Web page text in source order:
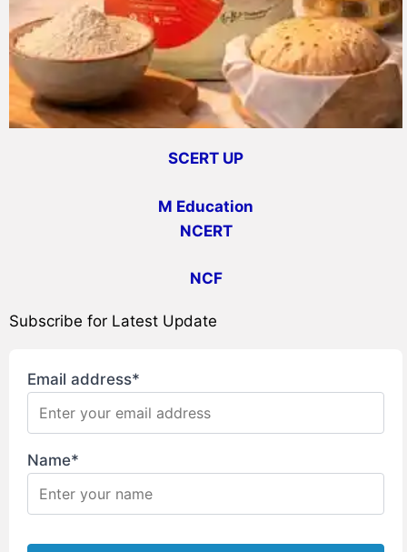
SCERT UP
M Education
NCERT
NCF
Subscribe for Latest Update
Email address*
Name*